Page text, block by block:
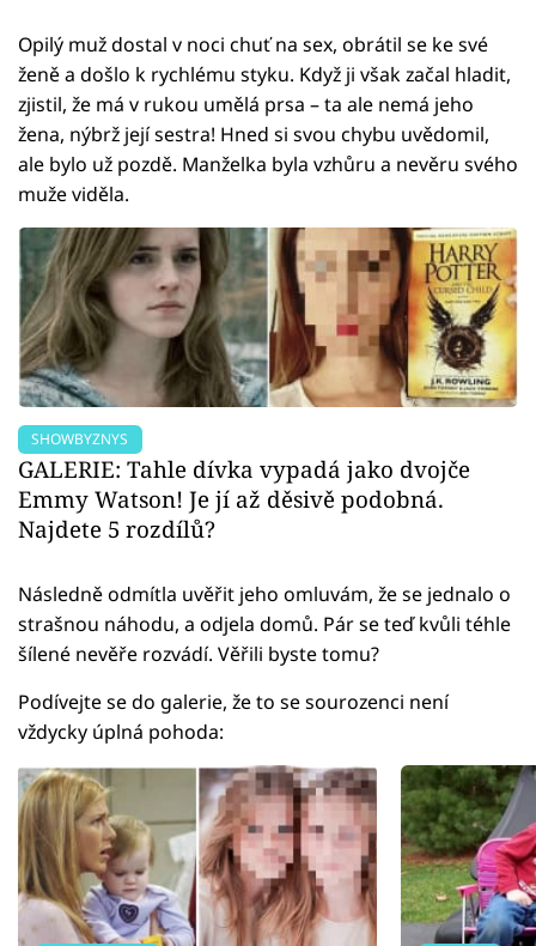
Opilý muž dostal v noci chuť na sex, obrátil se ke své
ženě a došlo k rychlému styku. Když ji však začal hladit,
zjistil, že má v rukou umělá prsa – ta ale nemá jeho
žena, nýbrž její sestra! Hned si svou chybu uvědomil,
ale bylo už pozdě. Manželka byla vzhůru a nevěru svého
muže viděla.
SHOWBYZNYS
GALERIE: Tahle dívka vypadá jako dvojče
Emmy Watson! Je jí až děsivě podobná.
Najdete 5 rozdílů?
Následně odmítla uvěřit jeho omluvám, že se jednalo o
strašnou náhodu, a odjela domů. Pár se teď kvůli téhle
šílené nevěře rozvádí. Věřili byste tomu?
Podívejte se do galerie, že to se sourozenci není
vždycky úplná pohoda: